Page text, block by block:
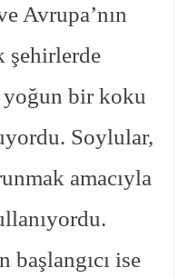
Avrupa’nın
şehirlerde
yoğun bir koku
Soylular,
amacıyla
ise